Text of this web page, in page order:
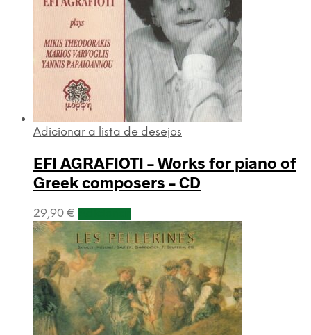
Adicionar a lista de desejos
EFI AGRAFIOTI – Works for piano of
Greek composers – CD
29,90 €